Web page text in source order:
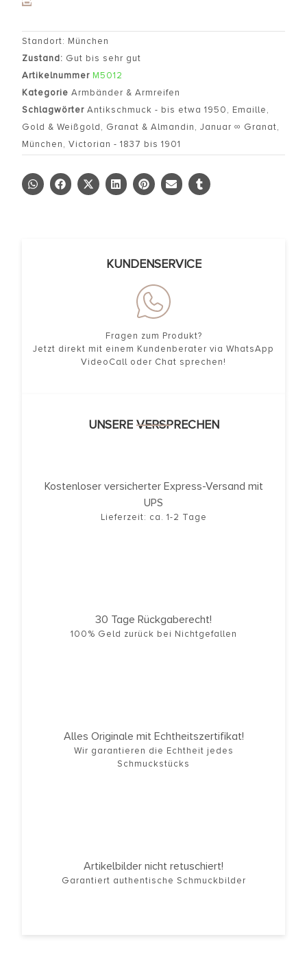
Standort: München
Zustand: Gut bis sehr gut
Artikelnummer M5012
Kategorie Armbänder & Armreifen
Schlagwörter Antikschmuck - bis etwa 1950, Emaille,
Gold & Weißgold, Granat & Almandin, Januar ∞ Granat,
München, Victorian - 1837 bis 1901
KUNDENSERVICE
Fragen zum Produkt?
Jetzt direkt mit einem Kundenberater via WhatsApp
VideoCall oder Chat sprechen!
UNSERE VERSPRECHEN
Kostenloser versicherter Express-Versand mit
UPS
Lieferzeit: ca. 1-2 Tage
30 Tage Rückgaberecht!
100% Geld zurück bei Nichtgefallen
Alles Originale mit Echtheitszertifikat!
Wir garantieren die Echtheit jedes
Schmuckstücks
Artikelbilder nicht retuschiert!
Garantiert authentische Schmuckbilder